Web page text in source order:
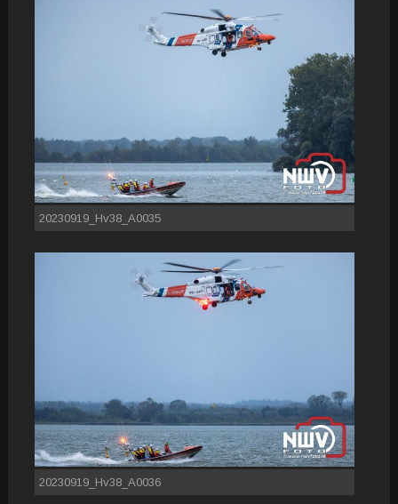
20230919_Hv38_A0035
20230919_Hv38_A0036